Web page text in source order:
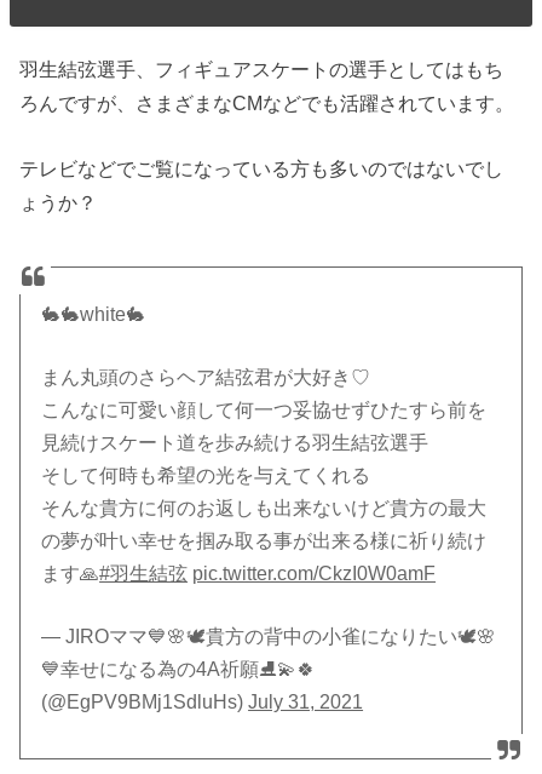
羽生結弦選手、フィギュアスケートの選手としてはもち
ろんですが、さまざまなCMなどでも活躍されています。
テレビなどでご覧になっている方も多いのではないでし
ょうか？
🐇🐇white🐇
まん丸頭のさらヘア結弦君が大好き♡
こんなに可愛い顔して何一つ妥協せずひたすら前を
見続けスケート道を歩み続ける羽生結弦選手
そして何時も希望の光を与えてくれる
そんな貴方に何のお返しも出来ないけど貴方の最大
の夢が叶い幸せを掴み取る事が出来る様に祈り続け
ます🙏#羽生結弦 pic.twitter.com/CkzI0W0amF
— JIROママ💙🌸🕊貴方の背中の小雀になりたい🕊🌸
💙幸せになる為の4A祈願⛸💫🍀
(@EgPV9BMj1SdluHs)July 31, 2021